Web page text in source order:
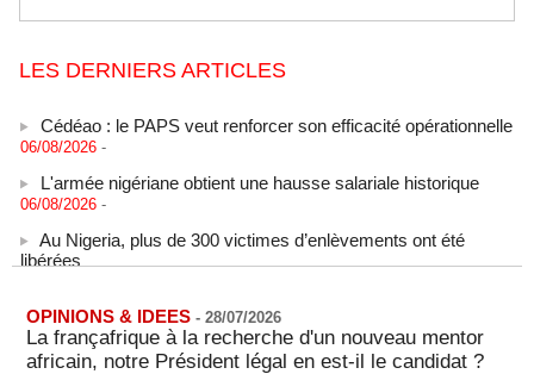
LES DERNIERS ARTICLES
06/08/2026
06/08/2026 -
libérées
06/08/2026 -
libérées
06/08/2026 -
OPINIONS & IDEES - 28/07/2026
La françafrique à la recherche d'un nouveau mentor
africain, notre Président légal en est-il le candidat ?